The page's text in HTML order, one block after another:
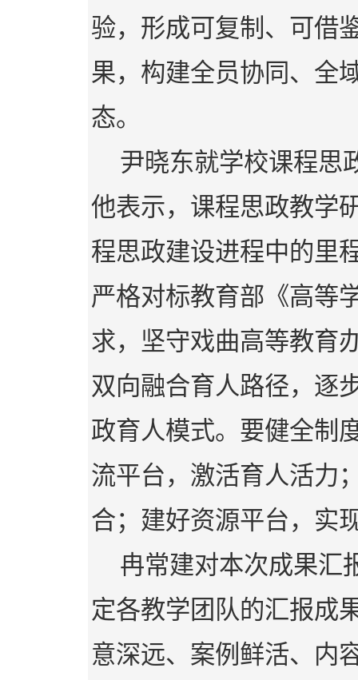
验，形成可复制、可借
果，构建全员协同、全
态。
尹晓东就学校课程思
他表示，课程思政教学
程思政建设进程中的里
严格对标教育部《高等
求，坚守戏曲高等教育
双向融合育人路径，逐
政育人模式。要健全制
流平台，激活育人活力
合；建好资源平台，实
冉常建对本次成果汇
定各教学团队的汇报成
意深远、案例鲜活、内